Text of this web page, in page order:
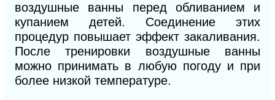
воздушные ванны перед обливанием и
купанием детей. Соединение этих
процедур повышает эффект закаливания.
После тренировки воздушные ванны
можно принимать в любую погоду и при
более низкой температуре.